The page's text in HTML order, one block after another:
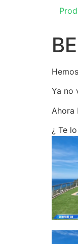
Ya no
Ahora
¿ Te